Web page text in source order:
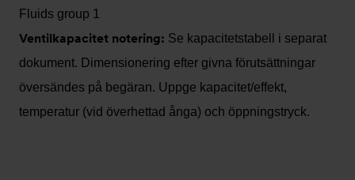
Fluids group 1
Ventilkapacitet notering: Se kapacitetstabell i separat
dokument. Dimensionering efter givna förutsättningar
översändes på begäran. Uppge kapacitet/effekt,
temperatur (vid överhettad ånga) och öppningstryck.